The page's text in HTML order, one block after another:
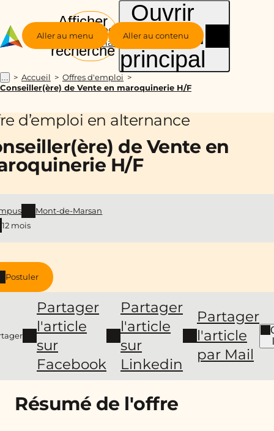
Aller au menu Aller au contenu
Groupe
Alternance
Afficher
la
recherche
Ouvrir
le menu
principal
... Accueil
Offres d'emploi
Conseiller(ère) de Vente en maroquinerie H/F
d’emploi en alternance
de Vente en
H/F
Postuler
Partager
l'article
sur
Facebook
Partager
l'article
sur
Linkedin
Partager
l'article
par Mail
Mont-de-Marsan
12 mois
Résumé de l'offre